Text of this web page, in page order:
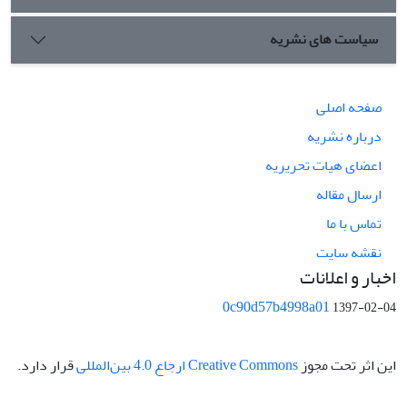
سیاست های نشریه
صفحه اصلی
درباره نشریه
اعضای هیات تحریریه
ارسال مقاله
تماس با ما
نقشه سایت
اخبار و اعلانات
0c90d57b4998a011397-02-04
این اثر تحت مجوز Creative Commons ارجاع 4.0 بین‌المللی قرار دارد.